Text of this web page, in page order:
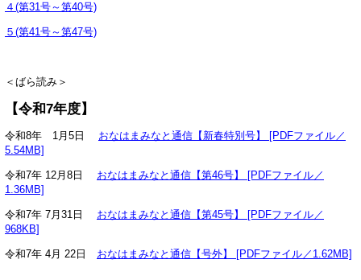
４(第31号～第40号)
５(第41号～第47号)
＜ばら読み＞
【令和7年度】
令和8年 1月5日 おなはまみなと通信【新春特別号】 [PDFファイル／
5.54MB]
令和7年 12月8日 おなはまみなと通信【第46号】 [PDFファイル／
1.36MB]
令和7年 7月31日 おなはまみなと通信【第45号】 [PDFファイル／
968KB]
令和7年 4月 22日 おなはまみなと通信【号外】 [PDFファイル／1.62MB]